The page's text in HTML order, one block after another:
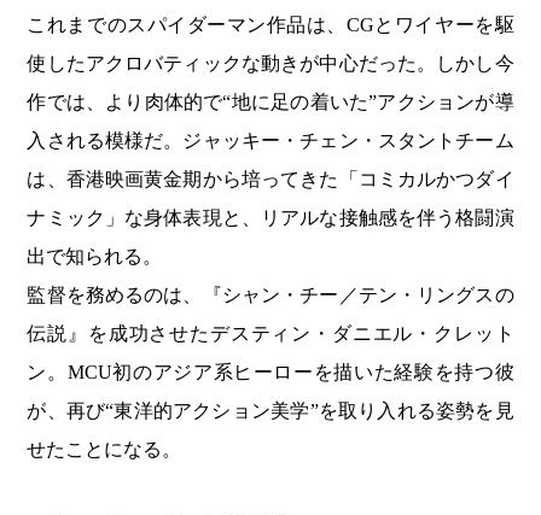
これまでのスパイダーマン作品は、CGとワイヤーを駆
使したアクロバティックな動きが中心だった。しかし今
作では、より肉体的で“地に足の着いた”アクションが導
入される模様だ。ジャッキー・チェン・スタントチーム
は、香港映画黄金期から培ってきた「コミカルかつダイ
ナミック」な身体表現と、リアルな接触感を伴う格闘演
出で知られる。
監督を務めるのは、『シャン・チー／テン・リングスの
伝説』を成功させたデスティン・ダニエル・クレット
ン。MCU初のアジア系ヒーローを描いた経験を持つ彼
が、再び“東洋的アクション美学”を取り入れる姿勢を見
せたことになる。